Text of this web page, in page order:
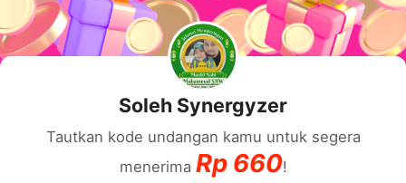
Soleh Synergyzer
Tautkan kode undangan kamu untuk segera
menerima Rp 660!